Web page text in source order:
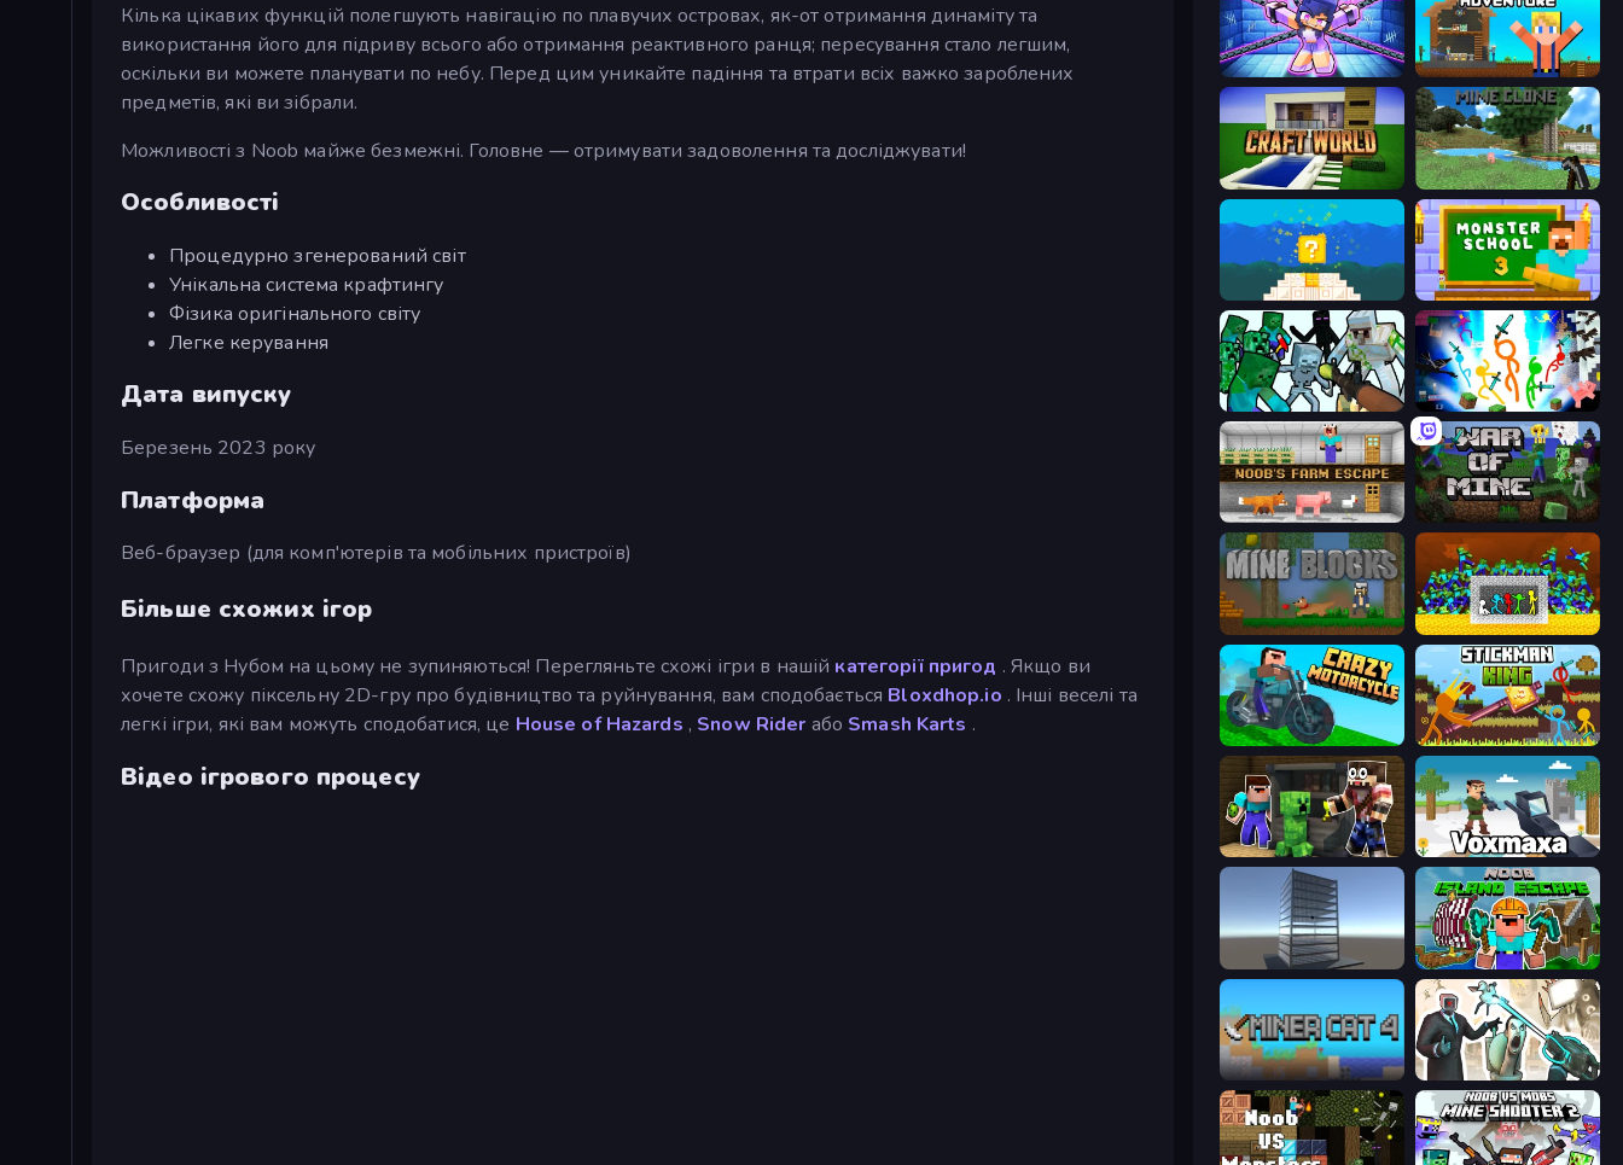
Кілька цікавих функцій полегшують навігацію по плавучих островах, як-от отримання динаміту та
використання його для підриву всього або отримання реактивного ранця; пересування стало легшим,
оскільки ви можете планувати по небу. Перед цим уникайте падіння та втрати всіх важко зароблених
предметів, які ви зібрали.
Можливості з Noob майже безмежні. Головне — отримувати задоволення та досліджувати!
Особливості
Процедурно згенерований світ
Унікальна система крафтингу
Фізика оригінального світу
Легке керування
Дата випуску
Березень 2023 року
Платформа
Веб-браузер (для комп'ютерів та мобільних пристроїв)
Більше схожих ігор
Пригоди з Нубом на цьому не зупиняються! Перегляньте схожі ігри в нашій категорії пригод . Якщо ви
хочете схожу піксельну 2D-гру про будівництво та руйнування, вам сподобається Bloxdhop.io . Інші веселі та
легкі ігри, які вам можуть сподобатися, це House of Hazards , Snow Rider або Smash Karts .
Відео ігрового процесу
Mini Mine Survival Craft Adventure
Craft World Mine Clone
Monster School 3
Stickman Epic
Noob's Farm Escape War of Mine
Mine Blocks Stick Fighter vs Zombies
Crazy Motorcycle Stickman King
Noob Trolls Pro Voxmaxa
Craft 3D Noob: Island Escape
Miner Cat 4 Skibidi Toilets: Infection